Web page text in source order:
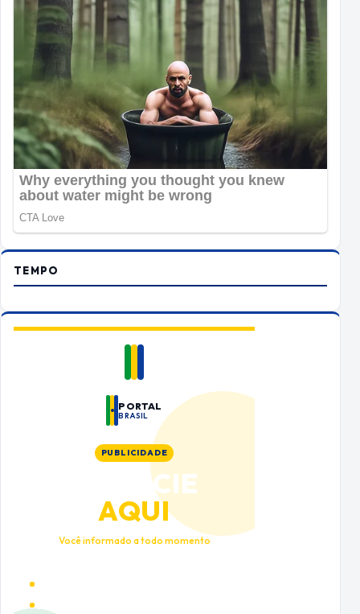
TEMPO
PORTAL
BRASIL
PUBLICIDADE
ANUNCIE
AQUI
Você informado a todo momento
Cobertura nacional